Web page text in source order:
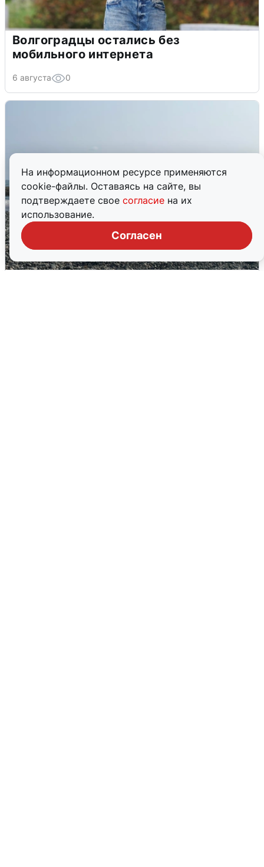
На информационном ресурсе применяются
cookie-файлы. Оставаясь на сайте, вы
подтверждаете свое согласие на их
использование.
Согласен
Волгоградцы остались без
мобильного интернета
6 августа 0